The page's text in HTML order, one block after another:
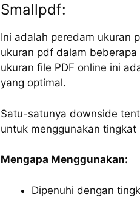
Smallpdf:
Ini adalah peredam ukuran
ukuran pdf dalam
ukuran file PDF online ini
yang optimal.
Satu-satunya downside
untuk menggunakan
Mengapa Menggunakan:
Dipenuhi dengan